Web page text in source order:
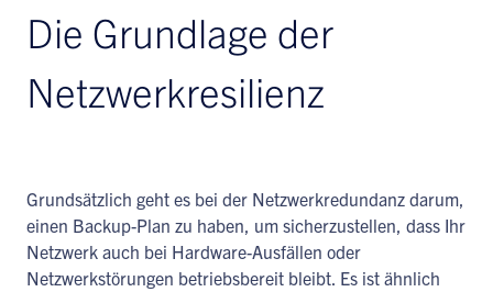
Die Grundlage der
Netzwerkresilienz
Grundsätzlich geht es bei der Netzwerkredundanz darum,
einen Backup-Plan zu haben, um sicherzustellen, dass Ihr
Netzwerk auch bei Hardware-Ausfällen oder
Netzwerkstörungen betriebsbereit bleibt. Es ist ähnlich